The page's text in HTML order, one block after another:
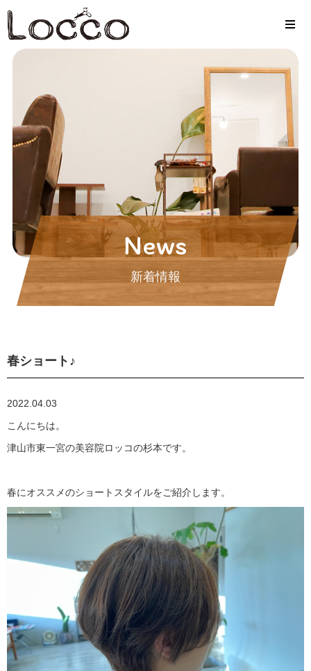
News
新着情報
春ショート♪
2022.04.03
こんにちは。
津山市東一宮の美容院ロッコの杉本です。
春にオススメのショートスタイルをご紹介します。